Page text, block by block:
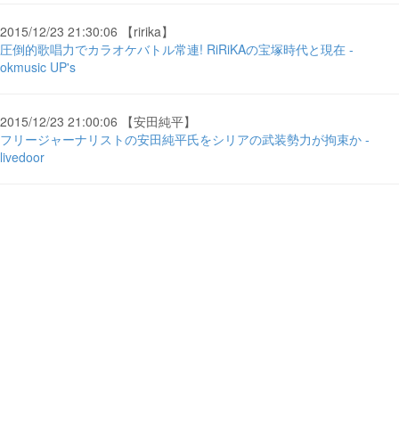
2015/12/23 21:30:06 【ririka】
圧倒的歌唱力でカラオケバトル常連! RiRiKAの宝塚時代と現在 -
okmusic UP's
2015/12/23 21:00:06 【安田純平】
フリージャーナリストの安田純平氏をシリアの武装勢力が拘束か -
livedoor